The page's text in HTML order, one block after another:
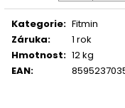
Kategorie: Fitmin
Záruka:
1 rok
Hmotnost: 12 kg
EAN: